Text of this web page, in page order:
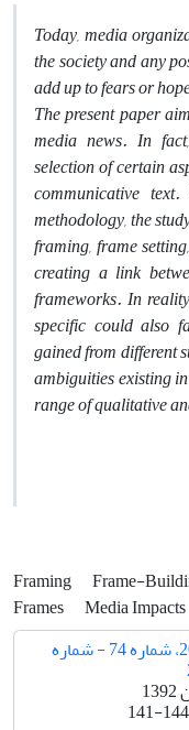
Today, media
the society and any
add up to fears or
The present paper
media news. In
selection of certain
communicative
methodology, the
framing, frame
creating a link
frameworks. In
specific could also
gained from different
ambiguities existing
range of qualitative
Framing Frame-
Frames
Media Impacts
دوره 20، شماره 74 - شماره
141-144